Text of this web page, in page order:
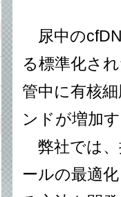
尿中の
る標準化さ
管中に有核
ンドが増加
弊社では、
ールの最適